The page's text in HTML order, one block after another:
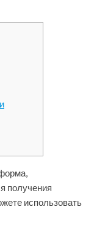
получения
использовать